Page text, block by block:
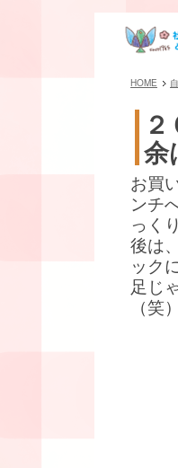
HOME
お買
ンチ
っく
後は
ック
足じ
（笑）